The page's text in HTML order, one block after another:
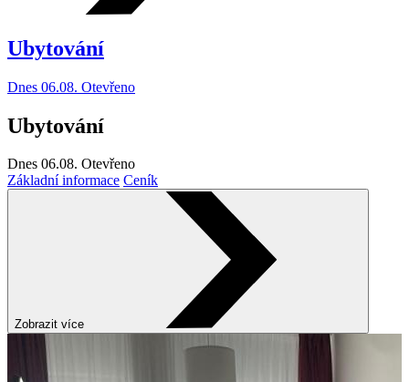
Ubytování
Dnes 06.08. Otevřeno
Ubytování
Dnes 06.08. Otevřeno
Základní informace Ceník
Zobrazit více